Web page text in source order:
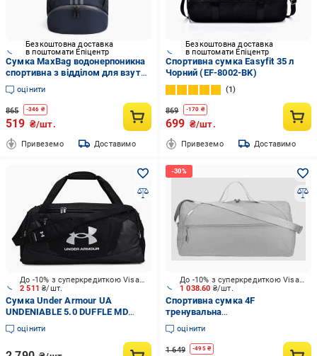
Безкоштовна доставка
в поштомати Епіцентр
Сумка MaxBag водонерпоникна
спортивна з відділом для взуття
Чорний (541)
оцінити
865 -346 ₴
519 ₴/шт.
Привеземо Доставимо
Безкоштовна доставка
в поштомати Епіцентр
Спортивна сумка Easyfit 35 л
Чорний (EF-8002-BK)
1
869 -170 ₴
699 ₴/шт.
Привеземо Доставимо
2 511₴/шт.
До -10% з суперкредиткою Visa Вигода
Сумка Under Armour UA
UNDENIABLE 5.0 DUFFLE MD
1369223-001 чорний
оцінити
1 038.60 ₴/шт.
До -10% з суперкредиткою Visa Вигода
Спортивна сумка 4F
тренувальна
4FWSS25ATBAU016-27S 26 л
сірий
оцінити
1 649 -495₴